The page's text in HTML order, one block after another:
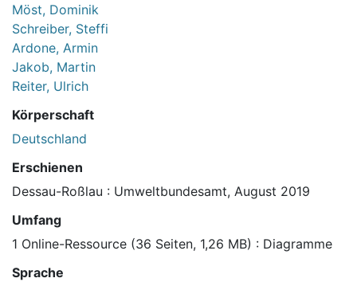
Möst, Dominik
Schreiber, Steffi
Ardone, Armin
Jakob, Martin
Reiter, Ulrich
Körperschaft
Deutschland
Erschienen
Dessau-Roßlau : Umweltbundesamt, August 2019
Umfang
1 Online-Ressource (36 Seiten, 1,26 MB) : Diagramme
Sprache